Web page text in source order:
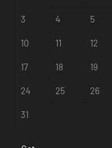
3 4 5
10 11 12
17 18 19
24 25 26
31